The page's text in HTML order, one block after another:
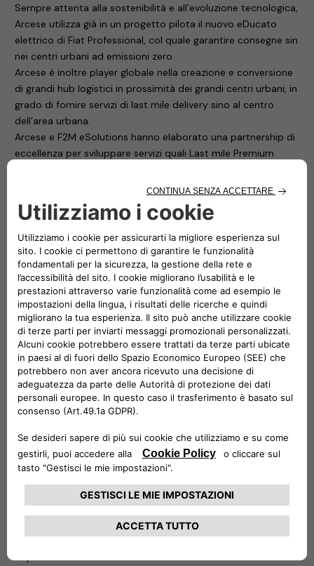
Sempre attenta alla sostenibilità e all’evoluzione tecnologica,
Arcese utilizza già in un progetto pilota il nuovo eDucato
elettrico di Fiat Professional, col quale garantire consegne sin
nei centri urbani ad emissioni zero.
Arcese è inoltre player globale nella creazione e conversione
di grandi hub logistici in prossimità dei grandi centri urbani, in
grado di fornire servizi di last mile delivery sino al centro
dell’area urbana.
Arcese e F2M eSolutions hanno elaborato una partnership di
eccellenza per sviluppare servizi quali Last mile Premium
consegna per clienti che intendono legare il proprio marchio
a una logistica di qualità sostenibile a basso impatto
ambientale.
Le due aziende svilupperanno la creazione di hub di ricarica
multiveicolare sostenibili (vetture e veicoli commerciali) in
ambienti polifunzionali nei pressi dei grandi centri urbani –
dapprima in Italia quindi in Europa – capaci di fornire spazi di
lavoro o di svago al cliente finale, integrando la ricarica dei
veicoli con sistemi di accumulo green a energia rinnovabile in
grado di generare energia elettrica tramite pannelli
fotovoltaici per un reale ciclo di trasporto a zero emission.
Verranno inoltre installate le evolute colonnine Free2move
eSolutions in grado di ricaricare rapidamente veicoli
commerciali e vetture.
La collaborazione comprende anche nuove offerte congiunte
modalità end-to-end le grandi aziende nei loro programmi di
elettrificazione delle proprie sedi, amplificando così l’effetto
positivo in termini di sostenibilità.
Un’alleanza strategica per Free2move eSolutions che da
giugno è fornitore di servizi di mobilità elettrica,
consentendo ai suoi clienti la ricarica pubblica in oltre 200
mila punti in tutta Europa e la futura estensione della